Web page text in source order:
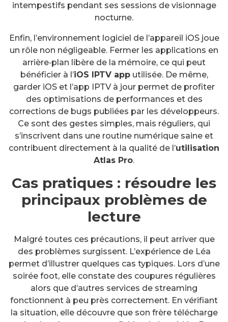
intempestifs pendant ses sessions de visionnage
nocturne.
Enfin, l’environnement logiciel de l’appareil iOS joue
un rôle non négligeable. Fermer les applications en
arrière‑plan libère de la mémoire, ce qui peut
bénéficier à l’iOS IPTV apputilisée. De même,
garder iOS et l’app IPTV à jour permet de profiter
des optimisations de performances et des
corrections de bugs publiées par les développeurs.
Ce sont des gestes simples, mais réguliers, qui
s’inscrivent dans une routine numérique saine et
contribuent directement à la qualité de l’utilisation
Atlas Pro.
Cas pratiques : résoudre les
principaux problèmes de
lecture
Malgré toutes ces précautions, il peut arriver que
des problèmes surgissent. L’expérience de Léa
permet d’illustrer quelques cas typiques. Lors d’une
soirée foot, elle constate des coupures régulières
alors que d’autres services de streaming
fonctionnent à peu près correctement. En vérifiant
la situation, elle découvre que son frère télécharge